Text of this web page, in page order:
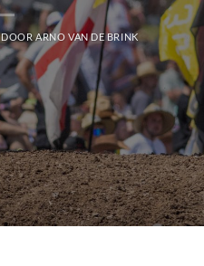
DOORARNO VAN DE BRINK